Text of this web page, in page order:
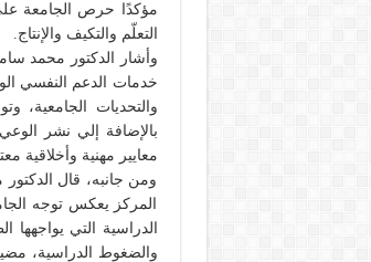
مؤكدًا حرص الجامعة
التعلّم والتكيف والإنتاج.
وأشار الدكتور محمد
خدمات الدعم النفسي
والتحديات الجامعية،
بالإضافة إلي نشر
معايير مهنية وأخلاقية
ومن جانبه، قال
المركز يعكس توجه
الدراسية التي
والضغوط الدراسية،